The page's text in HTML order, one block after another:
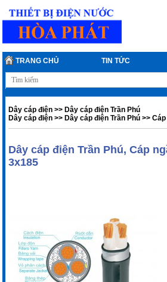
TRANG CHỦ TIN TỨC
Dây cáp điện >>Dây cáp điện Trần Phú
Dây cáp điện >>Dây cáp điện Trần Phú >>
Dây cáp điện Trần Phú, Cáp
3x185